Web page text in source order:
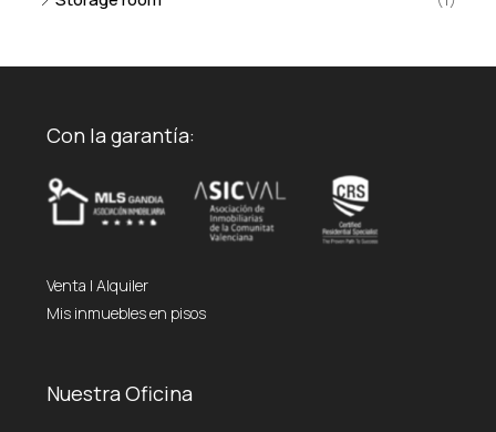
Con la garantía:
Venta | Alquiler
Mis inmuebles en pisos
Nuestra Oficina